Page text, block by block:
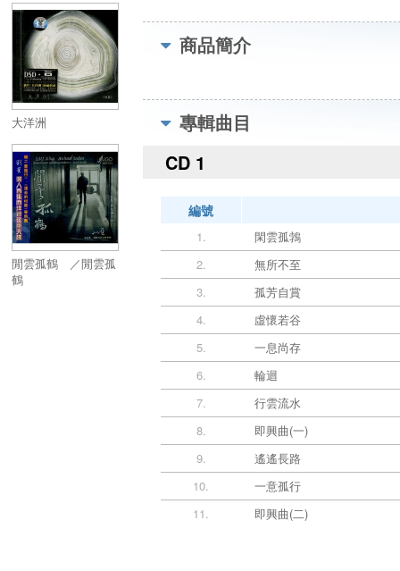
大洋洲
閒雲孤鶴 ／閒雲孤
鶴
商品簡介
專輯曲目
CD 1
編號
1.
閑雲孤鵓
2.
無所不至
3.
孤芳自賞
4.
虛懷若谷
5.
一息尚存
6.
輪迴
7.
行雲流水
8.
即興曲(一)
9.
遙遙長路
10.
一意孤行
11.
即興曲(二)